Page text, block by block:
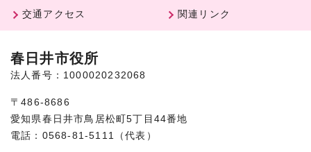
交通アクセス
関連リンク
春日井市役所
法人番号：1000020232068
〒486-8686
愛知県春日井市鳥居松町5丁目44番地
電話：0568-81-5111（代表）